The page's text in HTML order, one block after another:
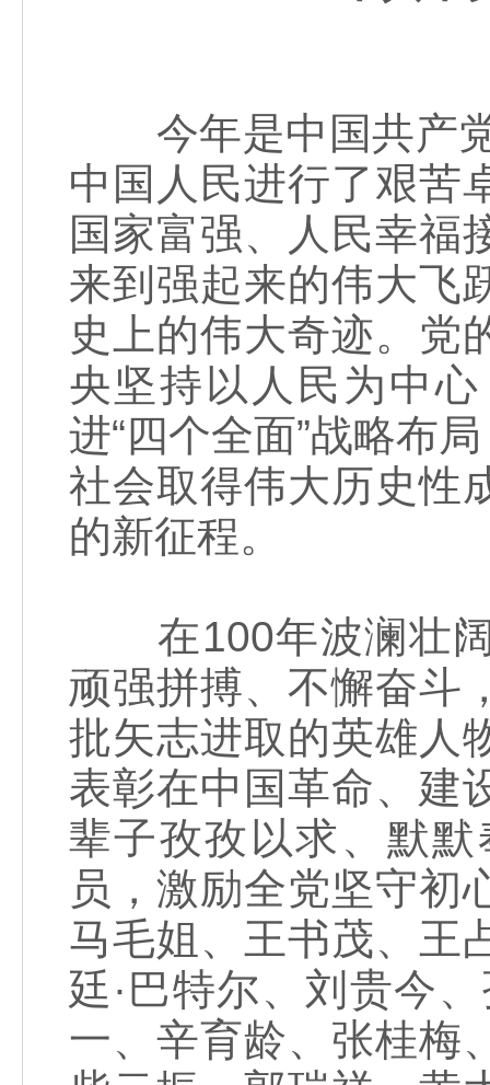
今年是中国共产党
中国人民进行了艰苦
国家富强、人民幸福
来到强起来的伟大飞
史上的伟大奇迹。党
央坚持以人民为中
进“四个全面”战略布
社会取得伟大历史性
的新征程。
在100年波澜壮阔
顽强拼搏、不懈奋斗
批矢志进取的英雄人
表彰在中国革命、建
辈子孜孜以求、默
员，激励全党坚守初
马毛姐、王书茂、王
廷·巴特尔、刘贵今
一、辛育龄、张桂梅